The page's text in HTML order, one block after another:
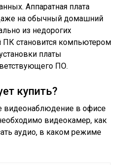
Аппаратная плата
на обычный домашний
из недорогих
становится компьютером
платы
ПО.
купить?
видеонаблюдение в офисе
видеокамер, как
аудио, в каком режиме